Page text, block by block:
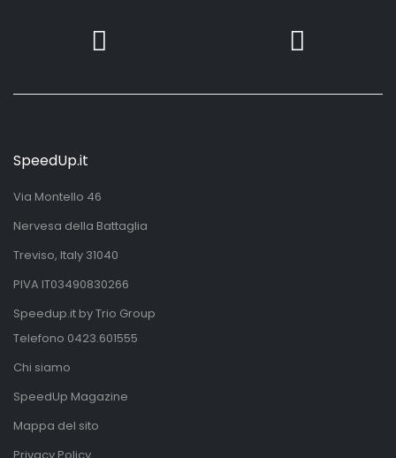
SpeedUp.it
Via Montello 46
Nervesa della Battaglia
Treviso, Italy 31040
PIVA IT03490830266
Speedup.it by Trio Group
Telefono 0423.601555
Chi siamo
SpeedUp Magazine
Mappa del sito
Privacy Policy